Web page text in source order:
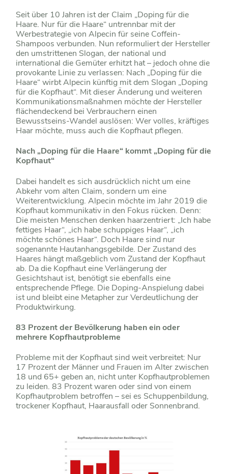
Seit über 10 Jahren ist der Claim „Doping für die
Haare. Nur für die Haare“ untrennbar mit der
Werbestrategie von Alpecin für seine Coffein-
Shampoos verbunden. Nun reformuliert der Hersteller
den umstrittenen Slogan, der national und
international die Gemüter erhitzt hat – jedoch ohne die
provokante Linie zu verlassen: Nach „Doping für die
Haare“ wirbt Alpecin künftig mit dem Slogan „Doping
für die Kopfhaut“. Mit dieser Änderung und weiteren
Kommunikationsmaßnahmen möchte der Hersteller
flächendeckend bei Verbrauchern einen
Bewusstseins-Wandel auslösen: Wer volles, kräftiges
Haar möchte, muss auch die Kopfhaut pflegen.
Nach „Doping für die Haare“ kommt „Doping für die
Kopfhaut“
Dabei handelt es sich ausdrücklich nicht um eine
Abkehr vom alten Claim, sondern um eine
Weiterentwicklung. Alpecin möchte im Jahr 2019 die
Kopfhaut kommunikativ in den Fokus rücken. Denn:
Die meisten Menschen denken haarzentriert: „Ich habe
fettiges Haar“, „ich habe schuppiges Haar“, „ich
möchte schönes Haar“. Doch Haare sind nur
sogenannte Hautanhangsgebilde. Der Zustand des
Haares hängt maßgeblich vom Zustand der Kopfhaut
ab. Da die Kopfhaut eine Verlängerung der
Gesichtshaut ist, benötigt sie ebenfalls eine
entsprechende Pflege. Die Doping-Anspielung dabei
ist und bleibt eine Metapher zur Verdeutlichung der
Produktwirkung.
83 Prozent der Bevölkerung haben ein oder
mehrere Kopfhautprobleme
Probleme mit der Kopfhaut sind weit verbreitet: Nur
17 Prozent der Männer und Frauen im Alter zwischen
18 und 65+ geben an, nicht unter Kopfhautproblemen
zu leiden. 83 Prozent waren oder sind von einem
Kopfhautproblem betroffen – sei es Schuppenbildung,
trockener Kopfhaut, Haarausfall oder Sonnenbrand.